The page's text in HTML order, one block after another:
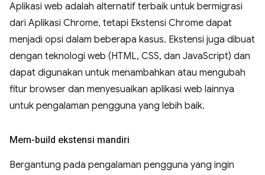
Aplikasi web adalah alternatif terbaik untuk bermigrasi
dari Aplikasi Chrome, tetapi Ekstensi Chrome dapat
menjadi opsi dalam beberapa kasus. Ekstensi juga dibuat
dengan teknologi web (HTML, CSS, dan JavaScript) dan
dapat digunakan untuk menambahkan atau mengubah
fitur browser dan menyesuaikan aplikasi web lainnya
untuk pengalaman pengguna yang lebih baik.
Mem-build ekstensi mandiri
Bergantung pada pengalaman pengguna yang ingin